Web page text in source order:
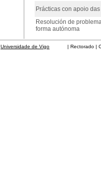
Prácticas con apoio das
Resolución de
forma autónoma
Universidade de Vigo | Rectorado |